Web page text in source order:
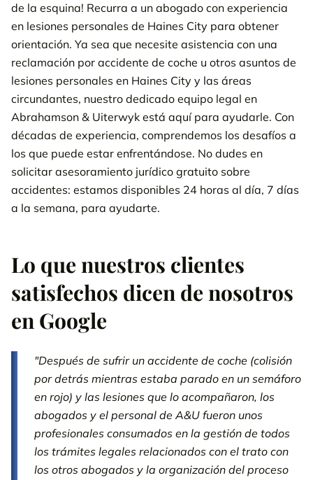
de la esquina! Recurra a un abogado con experiencia
en lesiones personales de Haines City para obtener
orientación. Ya sea que necesite asistencia con una
reclamación por accidente de coche u otros asuntos de
lesiones personales en Haines City y las áreas
circundantes, nuestro dedicado equipo legal en
Abrahamson & Uiterwyk está aquí para ayudarle. Con
décadas de experiencia, comprendemos los desafíos a
los que puede estar enfrentándose. No dudes en
solicitar asesoramiento jurídico gratuito sobre
accidentes: estamos disponibles 24 horas al día, 7 días
a la semana, para ayudarte.
Lo que nuestros clientes
satisfechos dicen de nosotros
en Google
"Después de sufrir un accidente de coche (colisión
por detrás mientras estaba parado en un semáforo
en rojo) y las lesiones que lo acompañaron, los
abogados y el personal de A&U fueron unos
profesionales consumados en la gestión de todos
los trámites legales relacionados con el trato con
los otros abogados y la organización del proceso